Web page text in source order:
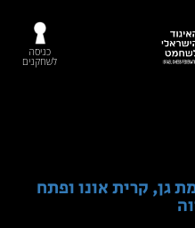
כניסה
לשחקנים
קרית אונו ופתח